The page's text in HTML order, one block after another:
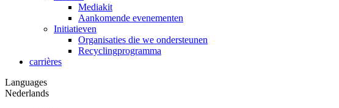
Mediakit
Aankomende evenementen
Initiatieven
Organisaties die we ondersteunen
Recyclingprogramma
carrières
Languages
Nederlands